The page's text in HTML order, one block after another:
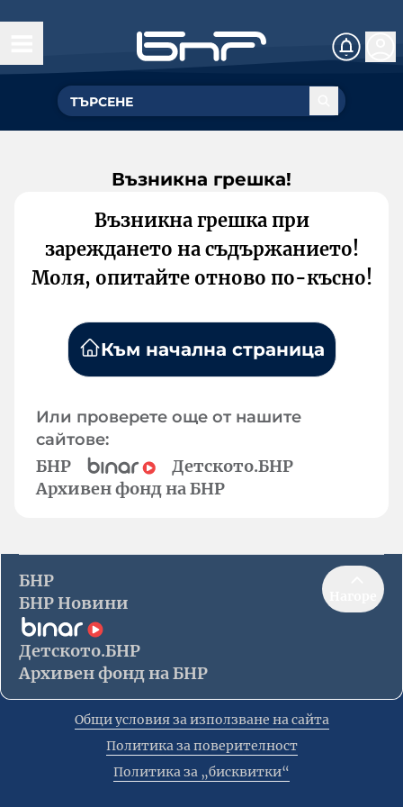
Възникна грешка!
Възникна грешка при
зареждането на съдържанието!
Моля, опитайте отново по-късно!
Към начална страница
Или проверете още от нашите
сайтове:
БНР
Детското.БНР
Архивен фонд на БНР
БНР
БНР Новини
Детското.БНР
Архивен фонд на БНР
Общи условия за използване на сайта
Политика за поверителност
Политика за „бисквитки“